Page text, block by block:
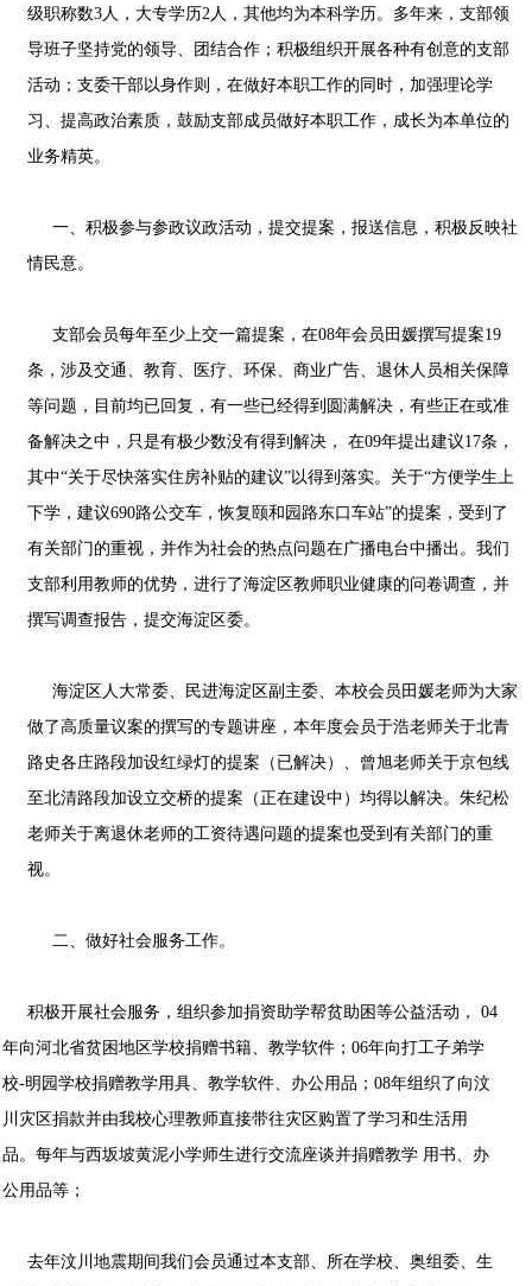
级职称数3人，大专学历2人，其他均为本科学历。多年来，支部领
导班子坚持党的领导、团结合作；积极组织开展各种有创意的支部
活动；支委干部以身作则，在做好本职工作的同时，加强理论学
习、提高政治素质，鼓励支部成员做好本职工作，成长为本单位的
业务精英。
一、积极参与参政议政活动，提交提案，报送信息，积极反映社
情民意。
支部会员每年至少上交一篇提案，在08年会员田媛撰写提案19
条，涉及交通、教育、医疗、环保、商业广告、退休人员相关保障
等问题，目前均已回复，有一些已经得到圆满解决，有些正在或准
备解决之中，只是有极少数没有得到解决， 在09年提出建议17条，
其中“关于尽快落实住房补贴的建议”以得到落实。关于“方便学生上
下学，建议690路公交车，恢复颐和园路东口车站”的提案，受到了
有关部门的重视，并作为社会的热点问题在广播电台中播出。我们
支部利用教师的优势，进行了海淀区教师职业健康的问卷调查，并
撰写调查报告，提交海淀区委。
海淀区人大常委、民进海淀区副主委、本校会员田媛老师为大家
做了高质量议案的撰写的专题讲座，本年度会员于浩老师关于北青
路史各庄路段加设红绿灯的提案（已解决）、曾旭老师关于京包线
至北清路段加设立交桥的提案（正在建设中）均得以解决。朱纪松
老师关于离退休老师的工资待遇问题的提案也受到有关部门的重
视。
二、做好社会服务工作。
积极开展社会服务，组织参加捐资助学帮贫助困等公益活动， 04
年向河北省贫困地区学校捐赠书籍、教学软件；06年向打工子弟学
校-明园学校捐赠教学用具、教学软件、办公用品；08年组织了向汶
川灾区捐款并由我校心理教师直接带往灾区购置了学习和生活用
品。每年与西坂坡黄泥小学师生进行交流座谈并捐赠教学 用书、办
公用品等；
去年汶川地震期间我们会员通过本支部、所在学校、奥组委、生